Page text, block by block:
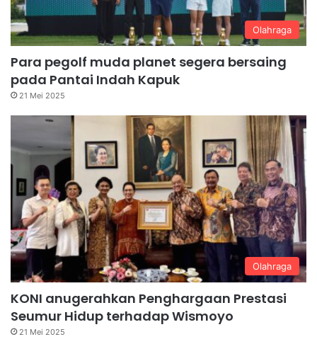
Olahraga
Para pegolf muda planet segera bersaing
pada Pantai Indah Kapuk
21 Mei 2025
Olahraga
KONI anugerahkan Penghargaan Prestasi
Seumur Hidup terhadap Wismoyo
21 Mei 2025